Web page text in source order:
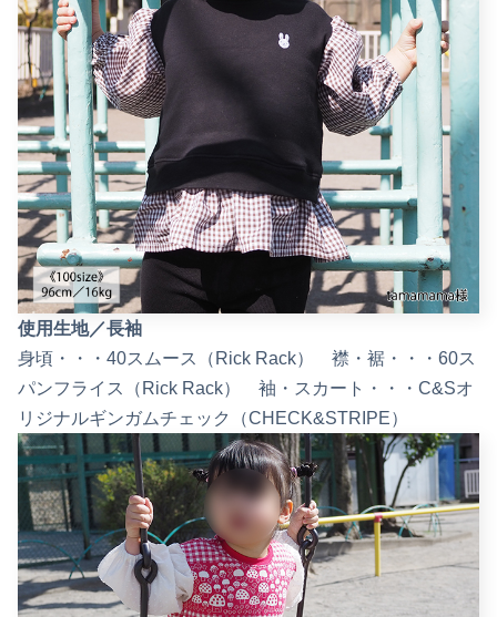
使用生地／長袖
身頃・・・40スムース（Rick Rack） 襟・裾・・・60ス
パンフライス（Rick Rack） 袖・スカート・・・C&Sオ
リジナルギンガムチェック（CHECK&STRIPE）